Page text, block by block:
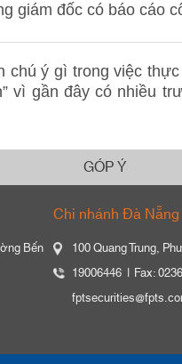
giám đốc có báo cáo
chú ý gì trong việc
vì gần đây có nhiều
GÓP Ý
Bến
Chi nhánh Đà Nẵng
100 Quang Trung,
19006446
Fax: